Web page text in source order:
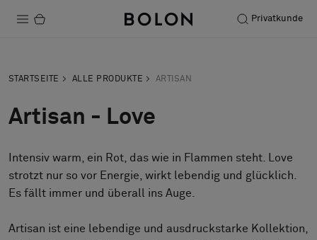
Privatkunde
Nachhaltigkeit
Installation
Instandhaltung
Bolon at Habitare 2025 –
STARTSEITE ALLE PRODUKTE ARTISAN
Artisan - Love
Intensiv warm, ein Rot, das wie in Flammen steht. Love
strotzt nur so vor Energie, wirkt lebendig und glücklich.
Es fällt immer und überall ins Auge.
Artisan ist eine lebendige und ausdruckstarke Kollektion,